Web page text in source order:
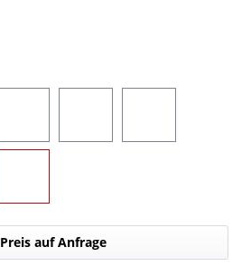
Preis auf Anfrage